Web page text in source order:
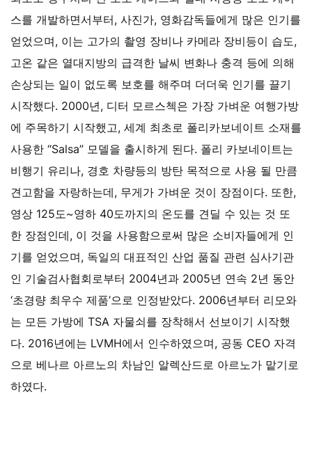
스를 개발하면서부터, 사진가, 영화감독들에게 많은 인기를
얻었으며, 이는 고가의 촬영 장비나 카메라 장비등이 습도,
고온 같은 열대지방의 급격한 날씨 변화나 충격 등에 의해
손상되는 일이 없도록 보호를 해주며 더더욱 인기를 끌기
시작했다. 2000년, 디터 모르스첵은 가장 가벼운 여행가방
에 주목하기 시작했고, 세계 최초로 폴리카보네이트 소재를
사용한 “Salsa” 모델을 출시하게 된다. 폴리 카보네이트는
비행기 유리나, 경호 차량등의 방탄 목적으로 사용 될 만큼
견고함을 자랑하는데, 무게가 가벼운 것이 장점이다. 또한,
영상 125도~영하 40도까지의 온도를 견딜 수 있는 것 또
한 장점인데, 이 것을 사용함으로써 많은 소비자들에게 인
기를 얻었으며, 독일의 대표적인 산업 품질 관련 심사기관
인 기술검사협회로부터 2004년과 2005년 연속 2년 동안
‘초경량 최우수 제품’으로 인정받았다. 2006년부터 리모와
는 모든 가방에 TSA 자물쇠를 장착해서 선보이기 시작했
다. 2016년에는 LVMH에서 인수하였으며, 공동 CEO 자격
으로 베나르 아르노의 차남인 알렉산드로 아르노가 맡기로
하였다.